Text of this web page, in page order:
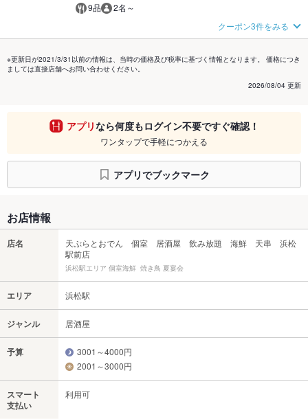
9品 2名～
クーポン3件をみる
※更新日が2021/3/31以前の情報は、当時の価格及び税率に基づく情報となります。 価格につき
ましては直接店舗へお問い合わせください。
2026/08/04 更新
アプリなら何度もログイン不要ですぐ確認！
ワンタップで手軽につかえる
アプリでブックマーク
お店情報
店名
天ぷらとおでん 個室 居酒屋 飲み放題 海鮮 天串 浜松
駅前店
浜松駅エリア 個室海鮮 焼き鳥 夏宴会
エリア 浜松駅
ジャンル 居酒屋
予算
3001～4000円
2001～3000円
スマート
支払い
利用可